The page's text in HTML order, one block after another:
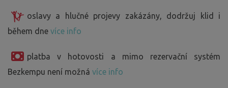
oslavy a hlučné projevy zakázány, dodržuj klid i
během dne více info
platba v hotovosti a mimo rezervační systém
Bezkempu není možná více info